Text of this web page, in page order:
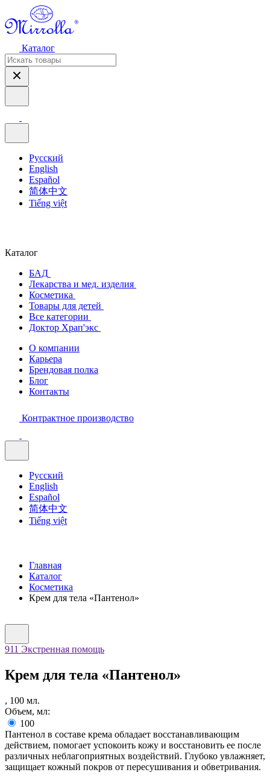
Каталог
Русский
English
Español
简体中文
Tiếng việt
Каталог
БАД
Лекарства и мед. изделия
Косметика
Товары для детей
Все категории
Доктор Храп'экс
О компании
Карьера
Брендовая полка
Блог
Контакты
Контрактное производство
Русский
English
Español
简体中文
Tiếng việt
Главная
Каталог
Косметика
Крем для тела «Пантенол»
911 Экстренная помощь
Крем для тела «Пантенол»
, 100 мл.
Объем, мл:
100
Пантенол в составе крема обладает восстанавливающим
действием, помогает успокоить кожу и восстановить ее после
различных неблагоприятных воздействий. Глубоко увлажняет,
защищает кожный покров от пересушивания и обветривания.